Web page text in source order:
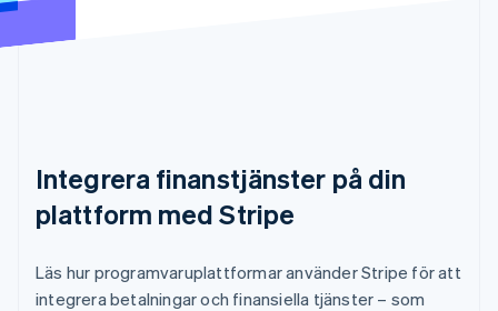
Integrera finanstjänster på din
plattform med Stripe
Läs hur programvaruplattformar använder Stripe för att
integrera betalningar och finansiella tjänster – som